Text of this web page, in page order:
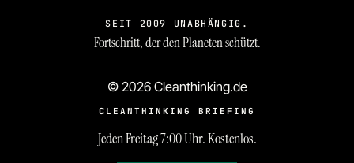
SEIT 2009 UNABHÄNGIG.
Fortschritt, der den Planeten schützt.
© 2026 Cleanthinking.de
CLEANTHINKING BRIEFING
Jeden Freitag 7:00 Uhr. Kostenlos.